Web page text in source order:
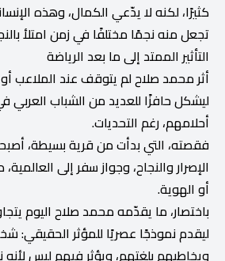
كثيرًا، لكنه لا يدّعي الكمال، وهذه
تجعل منه نجمًا مختلفًا في زمن امتلأ
التأثير الممتد إلى ما بعد الرياضة
أثر محمد صلاح لم يتوقف عند الملاعب
ليشكل حافزًا للعديد من الشباب العربي
أحلامهم، رغم التحديات.
فقصته، التي بدأت من قرية بسيطة،
الإصرار والنجاح، وجواز سفر إلى
أو الهوية.
باختصار، ما يقدّمه محمد صلاح اليوم
ليقدم نموذجًا عصريًا للمؤثر الحقيقي:
ويخاطبهم بلغتهم، ويؤثر فيهم ليس لأنه